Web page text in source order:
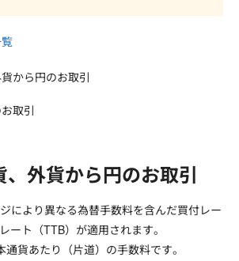
から円のお取引
取引
、外貨から円のお取引
により異なる為替手数料を含んだ買付レー
ート（TTB）が適用されます。
貨あたり（片道）の手数料です。